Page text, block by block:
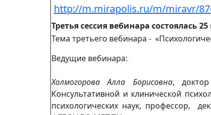
http://m.mirapolis.ru/m/miravr/
Третья сессия вебинара состоялась
Тема третьего вебинара -
Ведущие вебинара:
Холмогорова Алла Борисовна,
Консультативной и клинической
психологических наук, профессор,